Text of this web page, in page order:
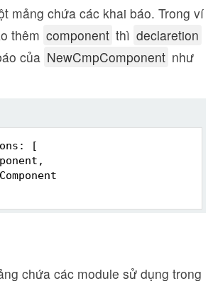
mảng chứa các khai báo. Trong ví
thêm component thì declaretion
của NewCmpComponent như
[
chứa các module sử dụng trong